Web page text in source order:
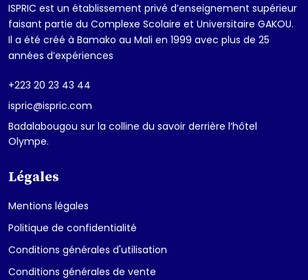
ISPRIC est un établissement privé d’enseignement supérieur
faisant partie du Complexe Scolaire et Universitaire GAKOU.
Il a été créé à Bamako au Mali en 1999 avec plus de 25
années d’expériences
+223 20 23 43 44
ispric@ispric.com
Badalabougou sur la colline du savoir derrière l’hôtel
Olympe.
Légales
Mentions légales
Politique de confidentialité
Conditions générales d'utilisation
Conditions générales de vente